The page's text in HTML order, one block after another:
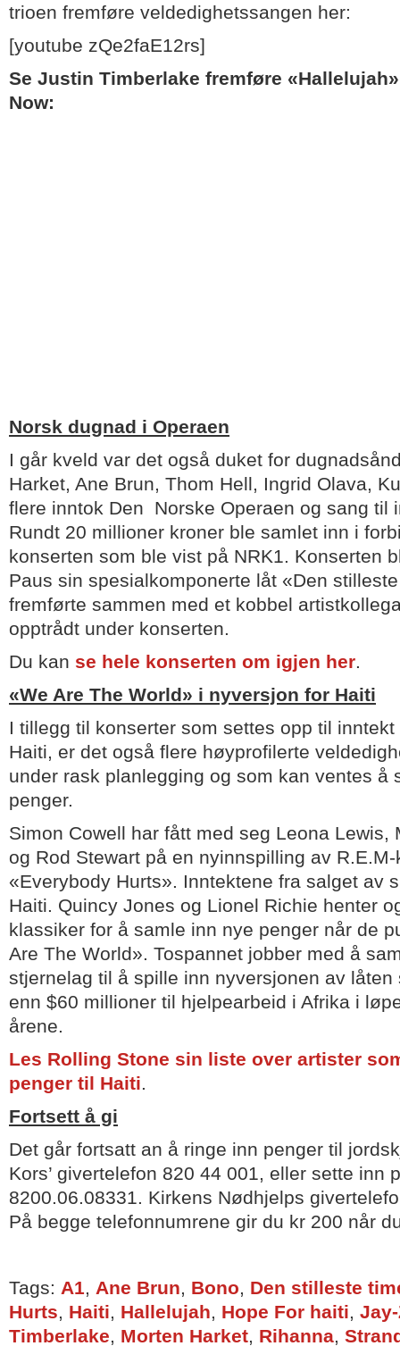
trioen fremføre veldedighetssangen her:
[youtube zQe2faE12rs]
Se Justin Timberlake fremføre
Now:
Norsk dugnad i Operaen
I går kveld var det også duket for
Harket, Ane Brun, Thom Hell, Ingrid Olava,
flere inntok Den Norske Operaen og sang til
Rundt 20 millioner kroner ble samlet inn i
konserten som ble vist på NRK1. Konserten
Paus sin spesialkomponerte låt «Den
fremførte sammen med et kobbel
opptrådt under konserten.
Du kan se hele konserten om igjen her.
«We Are The World» i nyversjon for Haiti
I tillegg til konserter som settes opp til
Haiti, er det også flere høyprofilerte
under rask planlegging og som kan ventes å
penger.
Simon Cowell har fått med seg Leona Lewis,
og Rod Stewart på en nyinnspilling av
«Everybody Hurts». Inntektene fra salget av
Haiti. Quincy Jones og Lionel Richie henter
klassiker for å samle inn nye penger når de
Are The World». Tospannet jobber med å
stjernelag til å spille inn nyversjonen av
enn $60 millioner til hjelpearbeid i Afrika i
årene.
Les Rolling Stone sin liste over artister
penger til Haiti.
Fortsett å gi
Det går fortsatt an å ringe inn penger til
Kors’ givertelefon 820 44 001, eller sette inn
8200.06.08331. Kirkens Nødhjelps
På begge telefonnumrene gir du kr 200 når
Tags: A1, Ane Brun, Bono, Den stilleste
Hurts, Haiti, Hallelujah, Hope For haiti,
Timberlake, Morten Harket, Rihanna,